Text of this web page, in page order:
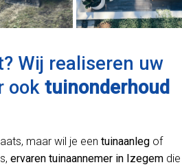
Wij realiseren uw
ook tuinonderhoud
maar wil je een tuinaanleg of
ervaren tuinaannemer in Izegem die